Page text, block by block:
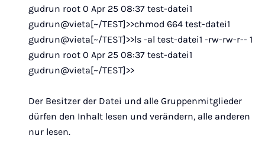
gudrun root 0 Apr 25 08:37 test-datei1
gudrun@vieta[~/TEST]>>chmod 664 test-datei1
gudrun@vieta[~/TEST]>>ls -al test-datei1 -rw-rw-r-- 1
gudrun root 0 Apr 25 08:37 test-datei1
gudrun@vieta[~/TEST]>>
Der Besitzer der Datei und alle Gruppenmitglieder
dürfen den Inhalt lesen und verändern, alle anderen
nur lesen.